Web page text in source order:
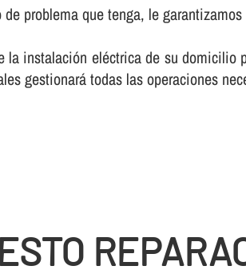
problema que tenga, le
la instalación eléctrica de su
gestionará todas las operaciones